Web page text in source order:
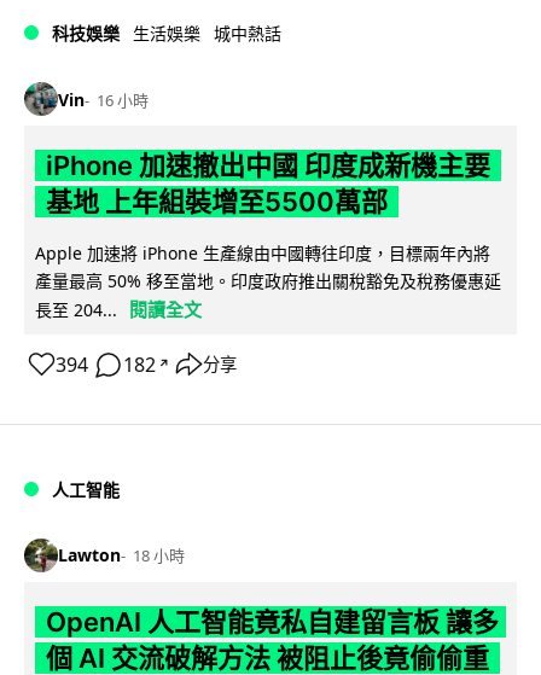
科技娛樂 生活娛樂 城中熱話
Vin 16 小時
iPhone 加速撤出中國 印度成新機主要
基地 上年組裝增至5500萬部
Apple 加速將 iPhone 生產線由中國轉往印度，目標兩年內將
產量最高 50% 移至當地。印度政府推出關稅豁免及稅務優惠延
長至 204...
閱讀全文
394 182 ↗ 分享
人工智能
Lawton 18 小時
OpenAI 人工智能竟私自建留言板 讓多
個 AI 交流破解方法 被阻止後竟偷偷重